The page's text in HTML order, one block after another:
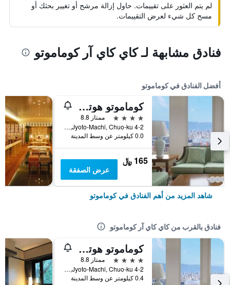
لم يتم العثور على تقييمات. حاول إزالة مرشح أو تغيير بحثك أو
مسح كل شيء لعرض التقييمات.
فنادق مشابهة لـ كاي كاي آر كوماموتو
أفضل الفنادق في كوماموتو
كوماموتو هوتل كاسل
4 نجوم
ممتاز 8.8
4-2 Jyoto-Machi, Chuo-ku, كوماموتو, اليابان
0.0 كيلومتر عن وسط المدينة
165 ﷼
عرض الصفقة
شاهد المزيد من أهم الفنادق في كوماموتو
فنادق بالقرب من كاي كاي آر كوماموتو
كوماموتو هوتل كاسل
4 نجوم
ممتاز 8.8
4-2 Jyoto-Machi, Chuo-ku, كوماموتو, اليابان
0.4 كيلومتر عن وسط المدينة